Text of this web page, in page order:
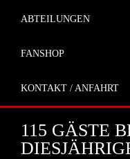
ABTEILUNGEN
FANSHOP
KONTAKT / ANFAHRT
115 GÄSTE